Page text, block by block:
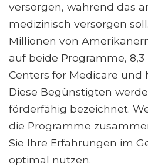
versorgen, während das
medizinisch versorgen soll.
Millionen von
auf beide Programme,
Centers for Medicare und
Diese Begünstigten
förderfähig bezeichnet.
die Programme
Sie Ihre Erfahrungen im
optimal nutzen.